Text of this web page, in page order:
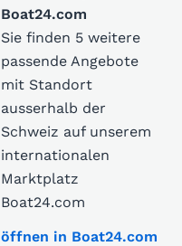
Boat24.com
Sie finden 5 weitere
passende Angebote
mit Standort
ausserhalb der
Schweiz auf unserem
internationalen
Marktplatz
Boat24.com
öffnen in Boat24.com